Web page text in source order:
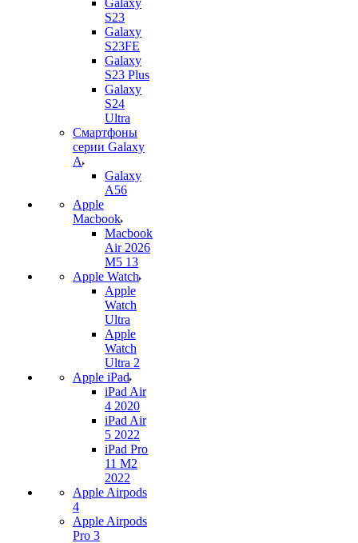
Galaxy
S23
Galaxy
S23FE
Galaxy
S23 Plus
Galaxy
S24
Ultra
Смартфоны
серии Galaxy
A
Galaxy
A56
Apple
Macbook
Macbook
Air 2026
M5 13
Apple Watch
Apple
Watch
Ultra
Apple
Watch
Ultra 2
Apple iPad
iPad Air
4 2020
iPad Air
5 2022
iPad Pro
11 M2
2022
Apple Airpods
4
Apple Airpods
Pro 3